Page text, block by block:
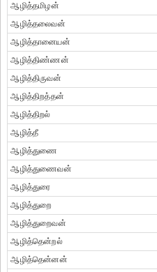
ஆழித்தமிழன்
ஆழித்தலைவன்
ஆழித்தானையன்
ஆழித்திண்ணன்
ஆழித்திருவன்
ஆழித்திறத்தன்
ஆழித்திறல்
ஆழித்தீ
ஆழித்துணை
ஆழித்துணைவன்
ஆழித்துரை
ஆழித்துறை
ஆழித்துறைவன்
ஆழித்தென்றல்
ஆழித்தென்னன்